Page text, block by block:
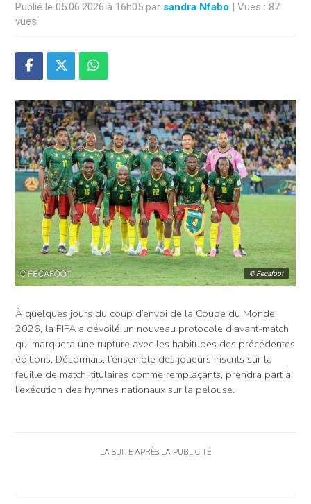
Publié le 05.06.2026 à 16h05 par sandra Nfabo | Vues : 87
vues
© Fecafoot
À quelques jours du coup d’envoi de la Coupe du Monde
2026, la FIFA a dévoilé un nouveau protocole d’avant-match
qui marquera une rupture avec les habitudes des précédentes
éditions. Désormais, l’ensemble des joueurs inscrits sur la
feuille de match, titulaires comme remplaçants, prendra part à
l’exécution des hymnes nationaux sur la pelouse.
LA SUITE APRÈS LA PUBLICITÉ